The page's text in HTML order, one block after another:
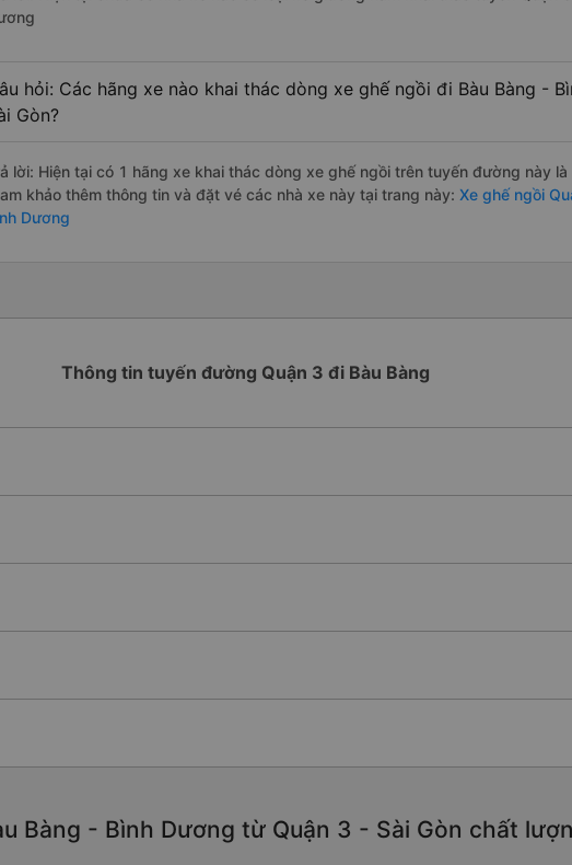
hỏi: Các hãng xe nào khai thác dòng xe ghế ngồi đi Bàu Bàng -
Gòn?
lời: Hiện tại có 1 hãng xe khai thác dòng xe ghế ngồi trên tuyến đường này
khảo thêm thông tin và đặt vé các nhà xe này tại trang này: Xe ghế ngồi
Dương
Thông tin tuyến đường Quận 3 đi Bàu Bàng
Bàng - Bình Dương từ Quận 3 - Sài Gòn chất